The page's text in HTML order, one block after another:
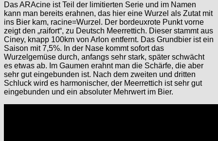
Das ARAcine ist Teil der limitierten Serie und im Namen
kann man bereits erahnen, das hier eine Wurzel als Zutat mit
ins Bier kam, racine=Wurzel. Der bordeuxrote Punkt vorne
zeigt den „raifort“, zu Deutsch Meerrettich. Dieser stammt aus
Ciney, knapp 100km von Arlon entfernt. Das Grundbier ist ein
Saison mit 7,5%. In der Nase kommt sofort das
Wurzelgemüse durch, anfangs sehr stark, später schwächt
es etwas ab. Im Gaumen erahnt man die Schärfe, die aber
sehr gut eingebunden ist. Nach dem zweiten und dritten
Schluck wird es harmonischer, der Meerrettich ist sehr gut
eingebunden und ein absoluter Mehrwert im Bier.